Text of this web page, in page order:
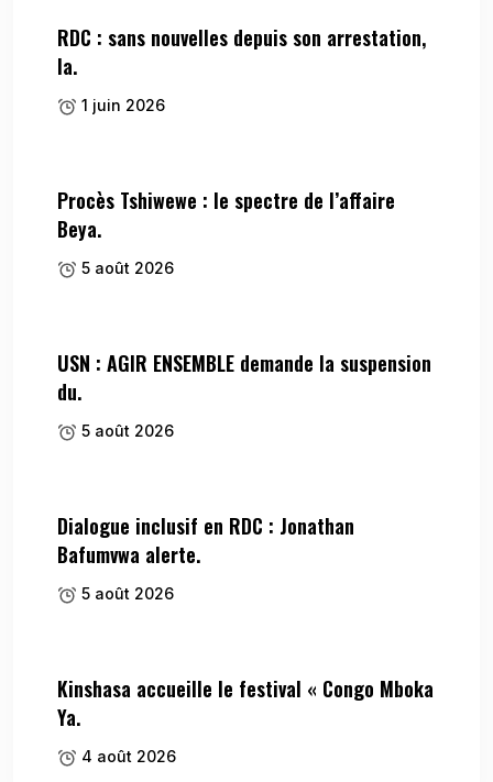
RDC : sans nouvelles depuis son arrestation,
la.
1 juin 2026
Procès Tshiwewe : le spectre de l’affaire
Beya.
5 août 2026
USN : AGIR ENSEMBLE demande la suspension
du.
5 août 2026
Dialogue inclusif en RDC : Jonathan
Bafumvwa alerte.
5 août 2026
Kinshasa accueille le festival « Congo Mboka
Ya.
4 août 2026